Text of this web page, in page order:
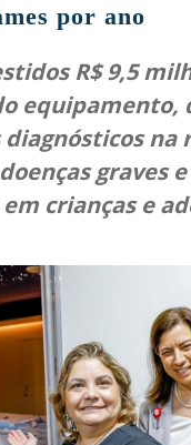
por ano
R$ 9,5
equipamento,
na
graves e
crianças e